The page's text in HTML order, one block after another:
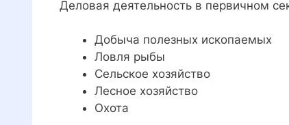
Деловая деятельность в первичном
Добыча полезных ископаемых
Ловля рыбы
Сельское хозяйство
Лесное хозяйство
Охота